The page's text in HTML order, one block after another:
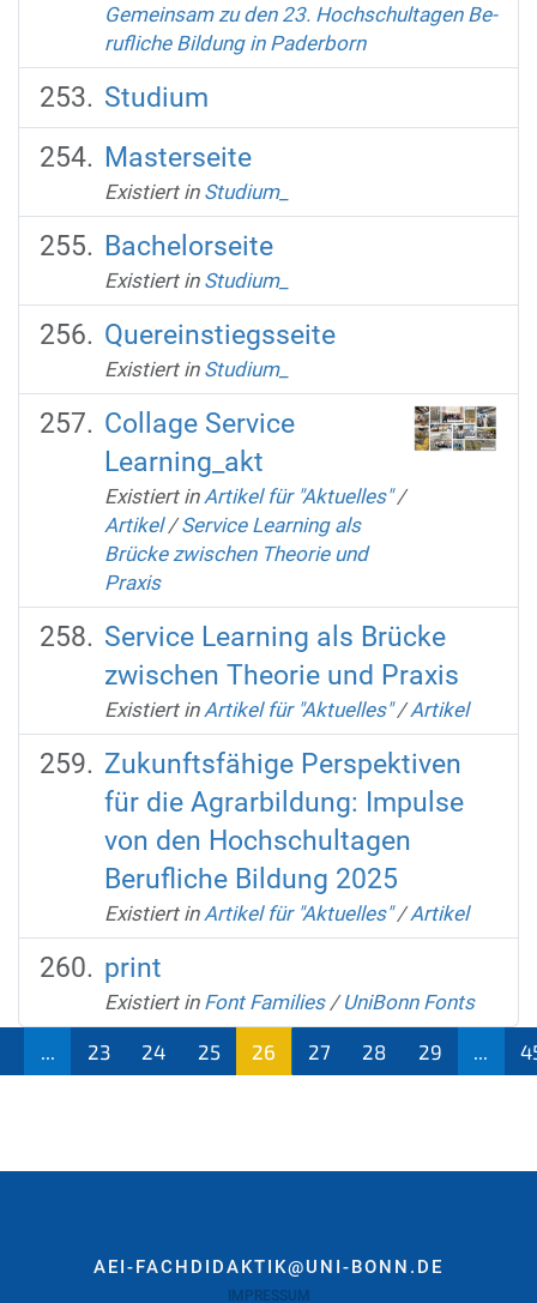
Gemeinsam zu den 23. Hoch­schul­ta­gen Be­
ruf­li­che Bil­dung in Paderborn
Studium
Masterseite
Existiert in Studium_
Bachelorseite
Existiert in Studium_
Quereinstiegsseite
Existiert in Studium_
Collage Service
Learning_akt
Existiert in Artikel für "Aktuelles" /
Artikel /Service Learning als
Brücke zwischen Theorie und
Praxis
Service Learning als Brücke
zwischen Theorie und Praxis
Existiert in Artikel für "Aktuelles" /Artikel
Zukunftsfähige Perspektiven
für die Agrarbildung: Impulse
von den Hochschultagen
Berufliche Bildung 2025
Existiert in Artikel für "Aktuelles" /Artikel
print
Existiert in Font Families /UniBonn Fonts
23 24 25
26
27 28 29
AEI-FACHDIDAKTIK@UNI-BONN.DE
IMPRESSUM